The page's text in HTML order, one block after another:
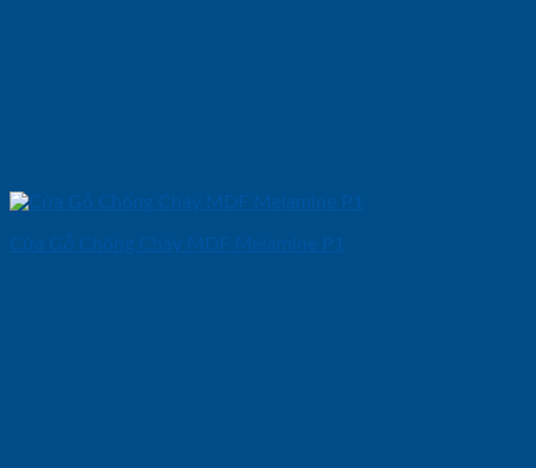
Cửa Gỗ Chống Cháy MDF Melamine P1